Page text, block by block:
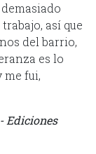
así que
del barrio,
es lo
me fui,
Ediciones